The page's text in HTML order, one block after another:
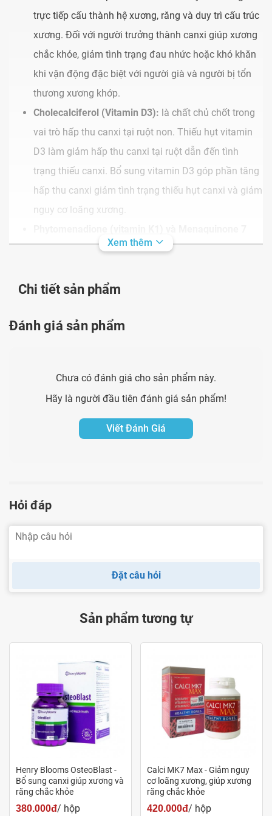
trực tiếp cấu thành hệ xương, răng và duy trì cấu trúc
xương. Đối với người trưởng thành canxi giúp xương
chắc khỏe, giảm tình trạng đau nhức hoặc khó khăn
khi vận động đặc biệt với người già và người bị tổn
thương xương khớp.
Cholecalciferol (Vitamin D3): là chất chủ chốt trong
vai trò hấp thu canxi tại ruột non. Thiếu hụt vitamin
D3 làm giảm hấp thu canxi tại ruột dẫn đến tình
trạng thiếu canxi. Bổ sung vitamin D3 góp phần tăng
hấp thu canxi giảm tình trạng thiếu hụt canxi và giảm
nguy cơ loãng xương.
: Có vai trò quan trọng trong ngăn ngừa
ở người từ đó giúp hệ xương khớp phát triển khỏe
Magnesium oxide: Là yếu tố vi lượng giúp kích hoạt
tăng mật độ khoáng xương, làm giảm tỷ lệ gãy
xương do loãng xương.
Zinc oxide (Kẽm):Tham gia vào chuyển hóa và hấp
Đồng gluconat:
tái tạo răng, xương giúp xương chắc khỏe.
Boron:Là khoáng chất vi lượng, giữ vai trò quan
Liên hệ với Pharmart.vn để mua hàng chính hãng
Osteoblast:
Xem thêm
Chi tiết sản phẩm
Đánh giá sản phẩm
Chưa có đánh giá cho sản phẩm này.
Hãy là người đầu tiên đánh giá sản phẩm!
Viết Đánh Giá
Hỏi đáp
Đặt câu hỏi
Sản phẩm tương tự
Henry Blooms OsteoBlast -
Bổ sung canxi giúp xương và
răng chắc khỏe
380.000đ/ hộp
Calci MK7 Max - Giảm nguy
cơ loãng xương, giúp xương
răng chắc khỏe
420.000đ/ hộp